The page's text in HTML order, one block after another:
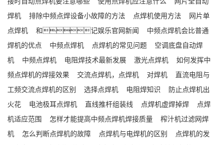
接时自动点焊机要注意哪些 使用点焊机应注意什么 网片全自动
焊机 排除中频点焊设备小故障的方法 点焊机使用方法 网片单
点焊机 和记娱乐官网新闻 中频点焊机会比普通
焊机的优点 中频点焊机 点焊机的常见问题 空调底盘自动焊
机 中频点焊机 电阻焊技术最新发展 激光点焊机 如何发挥中
频点焊机的焊接效果 交流点焊机，点焊机 对焊机 直流电阻与
工频交流点焊机的区别 选择点焊机 电阻焊知识 防止点焊机出
火花 电池极耳点焊机 直线推杆组装线 点焊机虚焊掉焊 点焊
机适应范围 怎样才能提高中频点焊机焊接质量 榨汁机过滤网焊
机 怎么判断点焊机的故障 点焊机与电焊机的区别 点焊机的发